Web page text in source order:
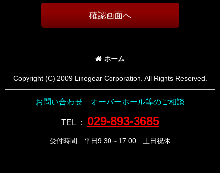
確認画面へ
ホーム
Copyright (C) 2009 Linegear Corporation. All Rights Reserved.
お問い合わせ オーバーホール等のご相談
TEL： 029-893-3685
受付時間 平日9:30～17:00 土日祝休